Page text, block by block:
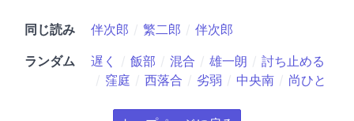
同じ読み 伴次郎 繁二郎
伴次郎
ランダム
遅く 飯部 混合 雄一朗
討ち止める
窪庭
西落合 劣弱 中央南 尚ひと